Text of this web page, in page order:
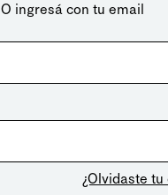
O ingresá con tu email
¿Olvidaste